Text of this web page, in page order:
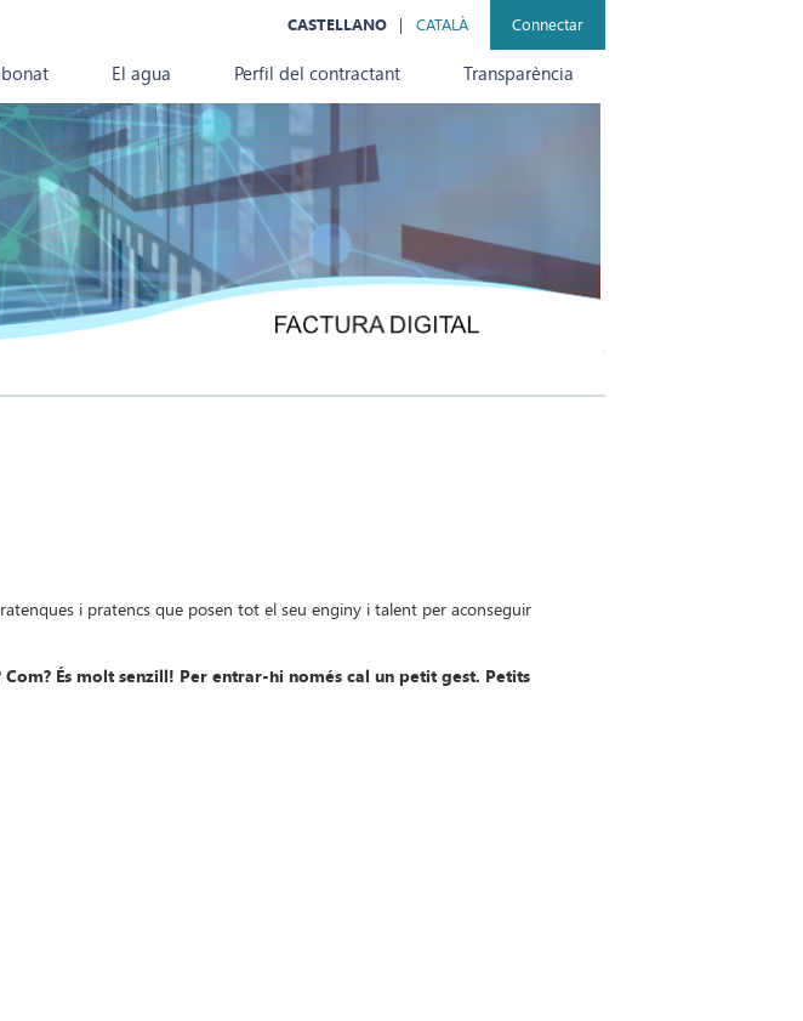
Connectar
CASTELLANO CATALÀ
El agua Perfil del contractant Transparència
i pratencs que posen tot el seu enginy i talent per aconseguir
És molt senzill! Per entrar-hi només cal un petit gest. Petits